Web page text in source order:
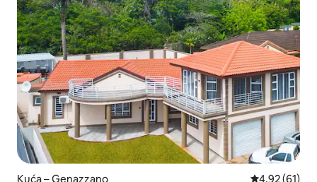
Kuća – Genazzano Prosječna
4,92 (61)